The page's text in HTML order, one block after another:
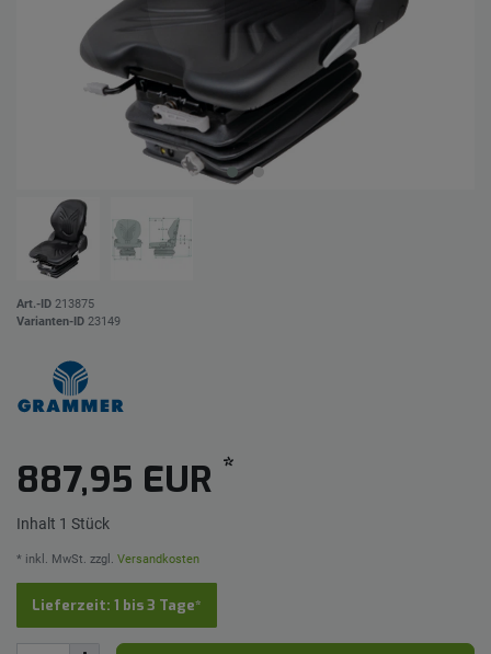
Art.-ID 213875
Varianten-ID 23149
887,95 EUR *
Inhalt 1 Stück
* inkl. MwSt. zzgl. Versandkosten
Lieferzeit: 1 bis 3 Tage*